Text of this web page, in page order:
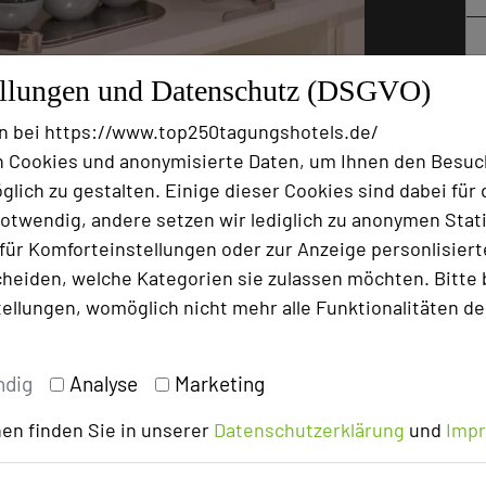
und Datenschutz (DSGVO)
bei https://www.top250tagungshotels.de/
und anonymisierte Daten, um Ihnen den
zu gestalten. Einige dieser Cookies sind dabei für
andere setzen wir lediglich zu anonymen
Komforteinstellungen oder zur Anzeige
welche Kategorien sie zulassen möchten. Bitte
womöglich nicht mehr alle Funktionalitäten
Analyse Marketing
finden Sie in unserer Datenschutzerklärung und
DEKRA Congresshotel & DEKRA Congress Center Wart
den Tag imDEKRA Congresshotel
Ernährung mit echtem
liebevoll angerichtetes Buffet mit
Obst, ofenfrischen Backwaren und
Deshalb beziehen wir viele
Schwarzwald und der näheren
Herkunft sorgen für Frische